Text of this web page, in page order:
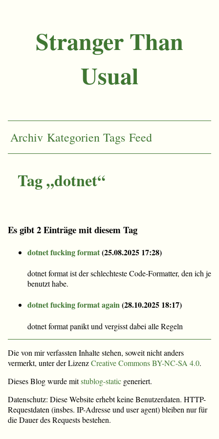
Stranger Than
Usual
Archiv Kategorien Tags Feed
Tag „dotnet“
Es gibt 2 Einträge mit diesem Tag
dotnet fucking format(25.08.2025 17:28)
dotnet format ist der schlechteste Code-Formatter, den ich je
benutzt habe.
dotnet fucking format again(28.10.2025 18:17)
dotnet format panikt und vergisst dabei alle Regeln
Die von mir verfassten Inhalte stehen, soweit nicht anders
vermerkt, unter der LizenzCreative Commons BY-NC-SA 4.0.
Dieses Blog wurde mitstublog-static generiert.
Datenschutz: Diese Website erhebt keine Benutzerdaten. HTTP-
Requestdaten (insbes. IP-Adresse und user agent) bleiben nur für
die Dauer des Requests bestehen.